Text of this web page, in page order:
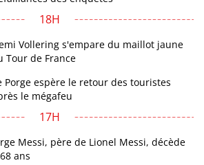
18H
Vollering s'empare du maillot jaune
Tour de France
Porge espère le retour des touristes
le mégafeu
17H
Messi, père de Lionel Messi, décède
ans